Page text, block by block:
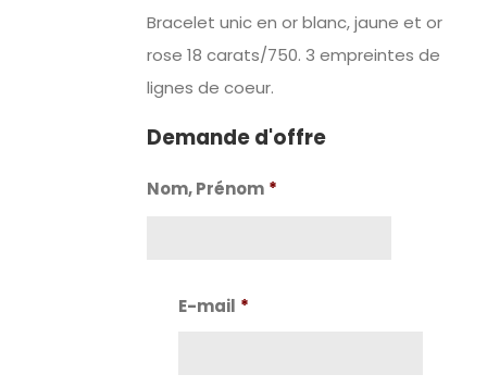
Bracelet unic en or blanc, jaune et or
rose 18 carats/750. 3 empreintes de
lignes de coeur.
Demande d'offre
Nom, Prénom *
E-mail *